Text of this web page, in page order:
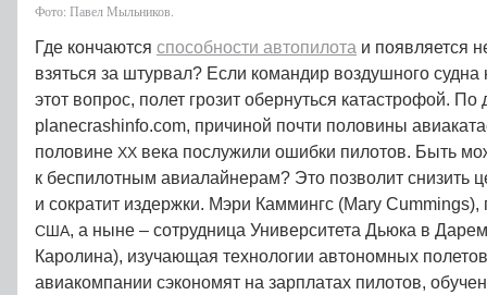
Фото: Павел Мыльников.
Где кончаются способности автопилота и появляется
взяться за штурвал? Если командир воздушного судна
этот вопрос, полет грозит обернуться катастрофой.
planecrashinfo.com, причиной почти половины
половине ХХ века послужили ошибки пилотов. Быть
к беспилотным авиалайнерам? Это позволит снизить
и сократит издержки. Мэри Каммингс (Mary
США, а ныне – сотрудница Университета Дьюка в
Каролина), изучающая технологии автономных
авиакомпании сэкономят на зарплатах пилотов,